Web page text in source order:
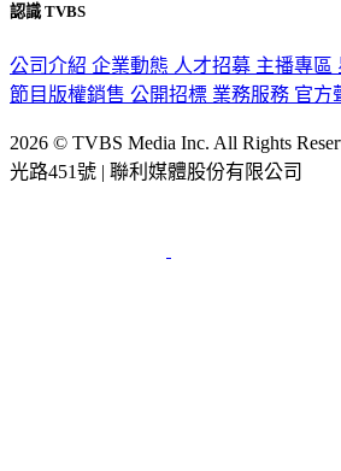
認識 TVBS
公司介紹 企業動態 人才招募 主播專區
節目版權銷售 公開招標 業務服務 官方
2026 © TVBS Media Inc. All Rights
光路451號 | 聯利媒體股份有限公司